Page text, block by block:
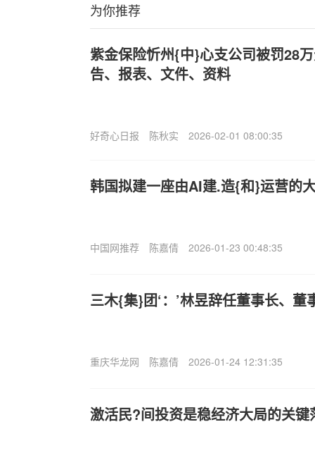
为你推荐
紫金保险忻州{中}心支公司被罚28
告、报表、文件、资料
好奇心日报 陈秋实 2026-02-01 08:00:35
韩国拟建一座由AI建.造{和}运营的
中国网推荐 陈嘉倩 2026-01-23 00:48:35
三木{集}团‘：’林昱辞任董事长、董
重庆华龙网 陈嘉倩 2026-01-24 12:31:35
激活民?间投资是稳经济大局的关键